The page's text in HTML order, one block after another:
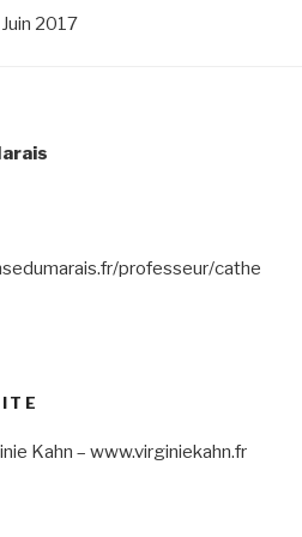
2017
professeur/cathe
Kahn – www.virginiekahn.fr